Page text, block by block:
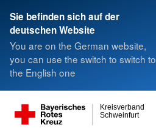
Sie befinden sich auf der
deutschen Website
You are on the German website,
you can use the switch to switch to
the English one
Schweinfurt
Kreisverband